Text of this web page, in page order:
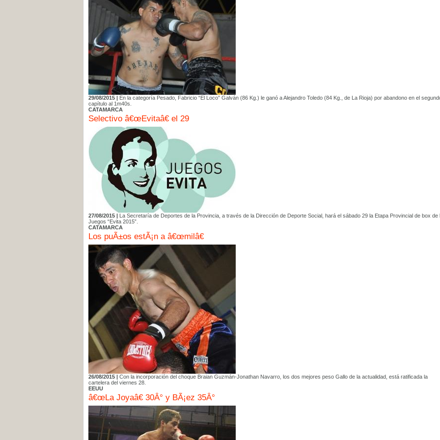
29/08/2015 | En la categoría Pesado, Fabricio “El Loco” Galván (86 Kg.) le ganó a Alejandro Toledo (84 Kg., de La Rioja) por abandono en el
capítulo al 1m40s.
CATAMARCA
Selectivo â€œEvitaâ€ el 29
27/08/2015 | La Secretaría de Deportes de la Provincia, a través de la Dirección de Deporte Social, hará el sábado 29 la Etapa Provincial de box de
Juegos “Evita 2015”.
CATAMARCA
Los puÃ±os estÃ¡n a â€œmilâ€
26/08/2015 | Con la incorporación del choque Braian Guzmán-Jonathan Navarro, los dos mejores peso Gallo de la actualidad, está ratificada la
cartelera del viernes 28.
EEUU
â€œLa Joyaâ€ 30Â° y BÃ¡ez 35Â°